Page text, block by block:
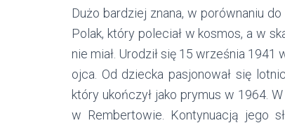
Dużo bardziej znana, w porównaniu
Polak, który poleciał w kosmos, a w
nie miał. Urodził się 15 września 1941
ojca. Od dziecka pasjonował się
który ukończył jako prymus w 1964.
w Rembertowie. Kontynuacją jego